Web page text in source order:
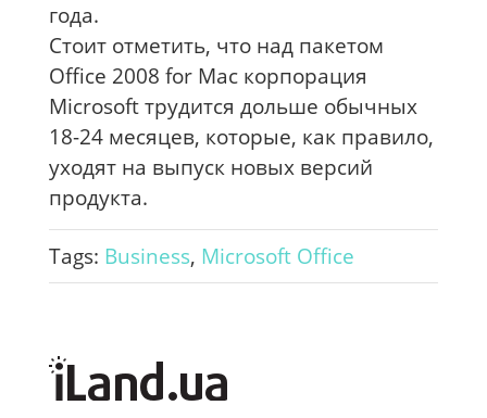
года.
Стоит отметить, что над пакетом
Office 2008 for Mac корпорация
Microsoft трудится дольше обычных
18-24 месяцев, которые, как правило,
уходят на выпуск новых версий
продукта.
Tags: Business, Microsoft Office